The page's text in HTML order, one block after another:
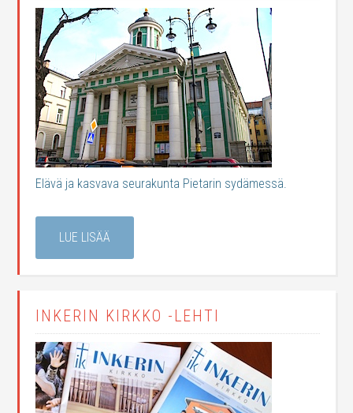
Elävä ja kasvava seurakunta Pietarin sydämessä.
LUE LISÄÄ
INKERIN KIRKKO -LEHTI